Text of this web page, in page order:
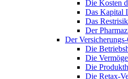
Die Kosten
Das Kapital
Das
Der
Der
Die
Die
Die
Die Retax-